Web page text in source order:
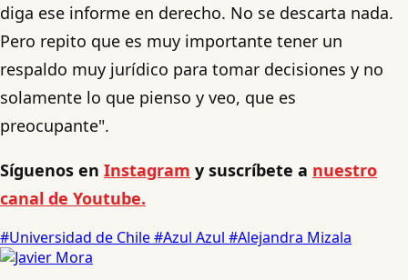
diga ese informe en derecho. No se descarta nada.
Pero repito que es muy importante tener un
respaldo muy jurídico para tomar decisiones y no
solamente lo que pienso y veo, que es
preocupante".
Síguenos en Instagram y suscríbete a nuestro
canal de Youtube.
#Universidad de Chile#Azul Azul #Alejandra Mizala